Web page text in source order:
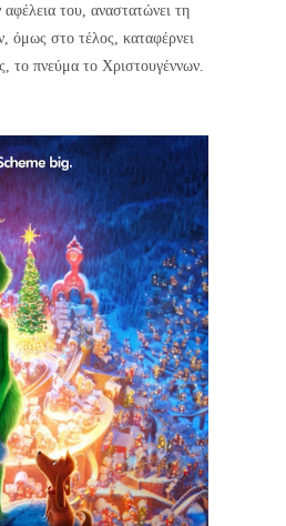
του, αναστατώνει τη
όμως στο τέλος, καταφέρνει
το πνεύμα το Χριστουγέννων.